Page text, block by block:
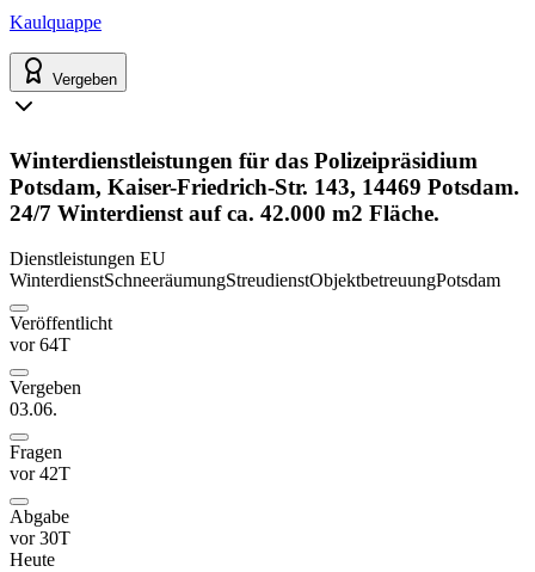
Kaulquappe
Vergeben
Winterdienstleistungen für das Polizeipräsidium
Potsdam, Kaiser-Friedrich-Str. 143, 14469 Potsdam.
24/7 Winterdienst auf ca. 42.000 m2 Fläche.
Dienstleistungen EU
WinterdienstSchneeräumungStreudienstObjektbetreuungPotsdam
Veröffentlicht
vor 64T
Vergeben
03.06.
Fragen
vor 42T
Abgabe
vor 30T
Heute